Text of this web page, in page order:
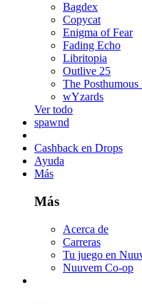
Bagdex
Copycat
Enigma of Fear
Fading Echo
Libritopia
Outlive 25
The
wYzards
Ver todo
spawnd
Cashback en Drops
Ayuda
Más
Más
Acerca de
Carreras
Tu juego en
Nuuvem Co-op